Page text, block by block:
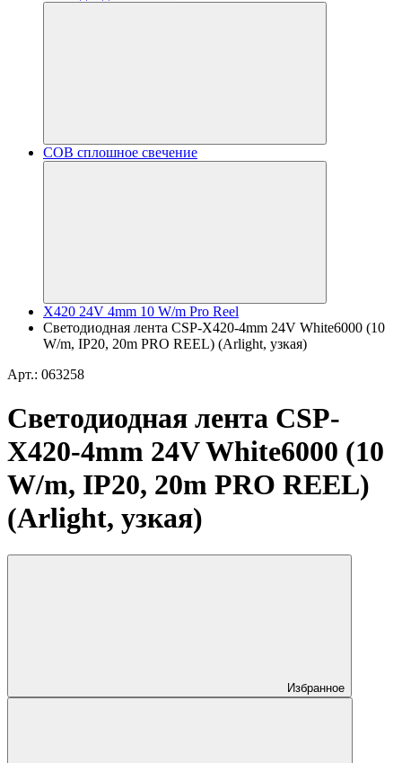
COB сплошное свечение
X420 24V 4mm 10 W/m Pro Reel
Светодиодная лента CSP-X420-4mm 24V White6000 (10
W/m, IP20, 20m PRO REEL) (Arlight, узкая)
Арт.: 063258
Светодиодная лента CSP-
X420-4mm 24V White6000 (10
W/m, IP20, 20m PRO REEL)
(Arlight, узкая)
Избранное